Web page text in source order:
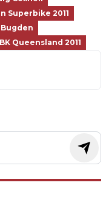
Superbike 2011
Queensland 2011